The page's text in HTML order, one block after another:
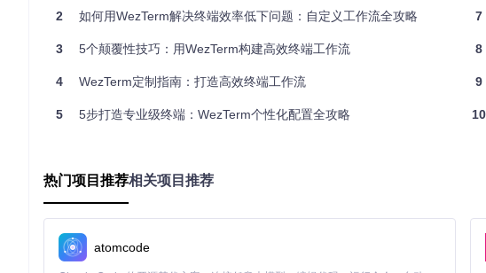
核心能力：解锁WezTerm的三大支柱功能
1. 多路复用架构
当你需要在单一窗口中管理多个开发环境时，WezTerm的内置多路复用功能可
local wezterm = require
'wezterm'
config.enable_tab_bar = true
-- 配置工作区
config
2 如何用WezTerm解决终端效率低下问题：自定义工作流全攻略
3 5个颠覆性技巧：用WezTerm构建高效终端工作流
4 WezTerm定制指南：打造高效终端工作流
5 5步打造专业级终端：WezTerm个性化配置全攻略
7
8
9
10
热门项目推荐相关项目推荐
atomcode